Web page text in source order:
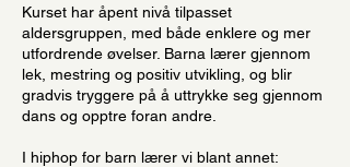
Kurset har åpent nivå tilpasset
aldersgruppen, med både enklere og mer
utfordrende øvelser. Barna lærer gjennom
lek, mestring og positiv utvikling, og blir
gradvis tryggere på å uttrykke seg gjennom
dans og opptre foran andre.
I hiphop for barn lærer vi blant annet: